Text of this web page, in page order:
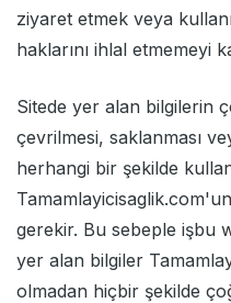
ziyaret etmek veya
haklarını ihlal etmemeyi
Sitede yer alan bilgilerin
çevrilmesi, saklanması
herhangi bir şekilde
gerekir. Bu sebeple işbu
yer alan bilgiler
olmadan hiçbir şekilde